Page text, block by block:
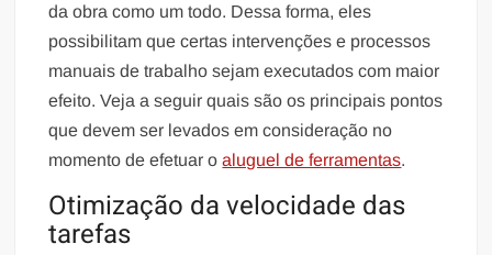
da obra como um todo. Dessa forma, eles
possibilitam que certas intervenções e processos
manuais de trabalho sejam executados com maior
efeito. Veja a seguir quais são os principais pontos
que devem ser levados em consideração no
momento de efetuar oaluguel de ferramentas.
Otimização da velocidade das
tarefas